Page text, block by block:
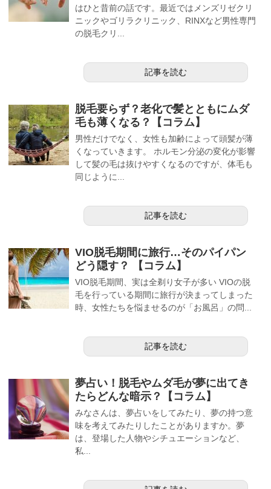
はひと昔前の話です。最近ではメンズリゼクリ
ニックやゴリラクリニック、RINXなど男性専門
の脱毛クリ...
記事を読む
脱毛要らず？老化で髪とともにムダ
毛も薄くなる？【コラム】
男性だけでなく、女性も加齢によって頭髪が薄
くなっていきます。 ホルモン分泌の変化が影響
して髪の毛は抜けやすくなるのですが、体毛も
同じように...
記事を読む
VIO脱毛期間に旅行…そのパイパン
どう隠す？ 【コラム】
VIO脱毛期間、実は全剃り女子が多い VIOの脱
毛を行っている期間に旅行が決まってしまった
時、女性たちを悩ませるのが「お風呂」の問...
記事を読む
夢占い！脱毛やムダ毛が夢に出てき
たらどんな暗示？【コラム】
みなさんは、夢占いをしてみたり、夢の持つ意
味を考えてみたりしたことがありますか。夢
は、登場した人物やシチュエーションなど、
私...